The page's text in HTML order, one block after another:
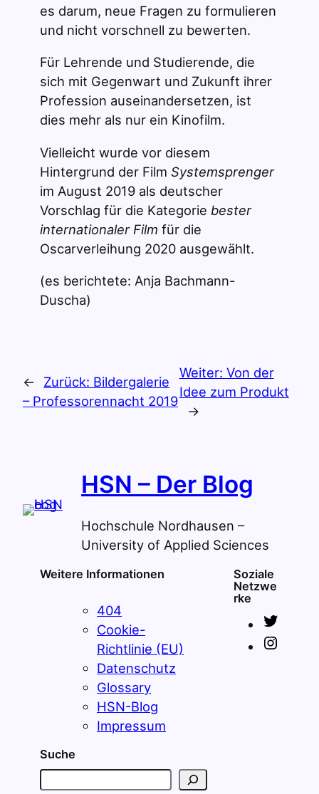
es darum, neue Fragen zu formulieren
und nicht vorschnell zu bewerten.
Für Lehrende und Studierende, die
sich mit Gegenwart und Zukunft ihrer
Profession auseinandersetzen, ist
dies mehr als nur ein Kinofilm.
Vielleicht wurde vor diesem
Hintergrund der Film Systemsprenger
im August 2019 als deutscher
Vorschlag für die Kategorie bester
internationaler Film für die
Oscarverleihung 2020 ausgewählt.
(es berichtete: Anja Bachmann-
Duscha)
← Zurück: Bildergalerie
– Professorennacht 2019
Weiter: Von der
Idee zum Produkt
→
HSN – Der Blog
Hochschule Nordhausen –
University of Applied Sciences
Weitere Informationen
404
Cookie-
Richtlinie (EU)
Datenschutz
Glossary
HSN-Blog
Impressum
Soziale
Netzwe
rke
Suche
S